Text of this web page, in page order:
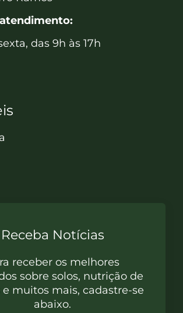
das 9h às 17h
Receba Notícias
receber os melhores
sobre solos, nutrição de
muitos mais, cadastre-se
abaixo.